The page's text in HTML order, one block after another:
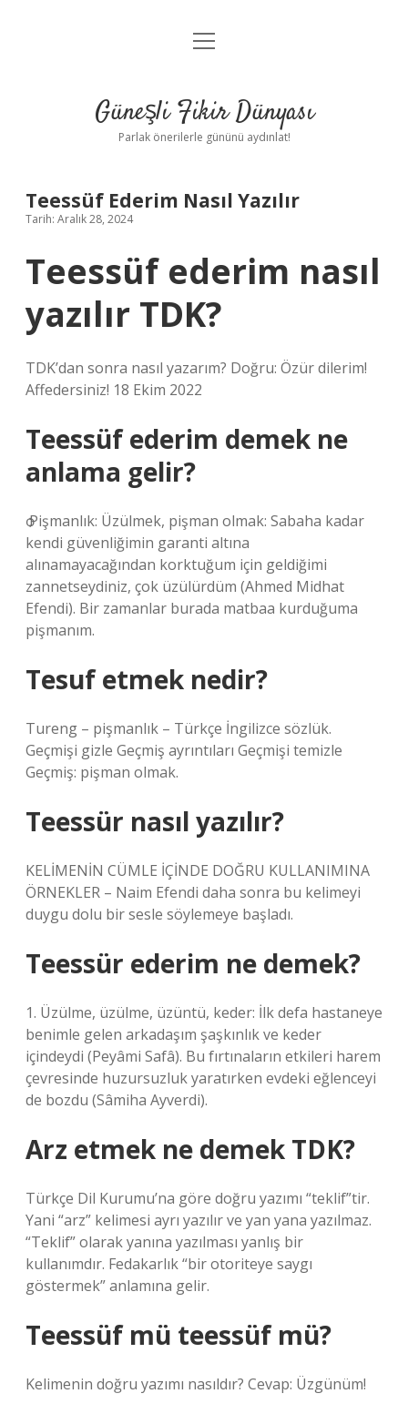
Anasayfa
Yasal Uyarı
menüyü
Güneşli Fikir Dünyası
Parlak önerilerle gününü aydınlat!
Teessüf Ederim Nasıl Yazılır
Tarih: Aralık 28, 2024
Teessüf ederim nasıl
yazılır TDK?
TDK’dan sonra nasıl yazarım? Doğru: Özür dilerim!
Affedersiniz! 18 Ekim 2022
Teessüf ederim demek ne
anlama gelir?
ѻ Pişmanlık: Üzülmek, pişman olmak: Sabaha kadar
kendi güvenliğimin garanti altına
alınamayacağından korktuğum için geldiğimi
zannetseydiniz, çok üzülürdüm (Ahmed Midhat
Efendi). Bir zamanlar burada matbaa kurduğuma
pişmanım.
Tesuf etmek nedir?
Tureng – pişmanlık – Türkçe İngilizce sözlük.
Geçmişi gizle Geçmiş ayrıntıları Geçmişi temizle
Geçmiş: pişman olmak.
Teessür nasıl yazılır?
KELİMENİN CÜMLE İÇİNDE DOĞRU KULLANIMINA
ÖRNEKLER – Naim Efendi daha sonra bu kelimeyi
duygu dolu bir sesle söylemeye başladı.
Teessür ederim ne demek?
1. Üzülme, üzülme, üzüntü, keder: İlk defa hastaneye
benimle gelen arkadaşım şaşkınlık ve keder
içindeydi (Peyâmi Safâ). Bu fırtınaların etkileri harem
çevresinde huzursuzluk yaratırken evdeki eğlenceyi
de bozdu (Sâmiha Ayverdi).
Arz etmek ne demek TDK?
Türkçe Dil Kurumu’na göre doğru yazımı “teklif”tir.
Yani “arz” kelimesi ayrı yazılır ve yan yana yazılmaz.
“Teklif” olarak yanına yazılması yanlış bir
kullanımdır. Fedakarlık “bir otoriteye saygı
göstermek” anlamına gelir.
Teessüf mü teessüf mü?
Kelimenin doğru yazımı nasıldır? Cevap: Üzgünüm!